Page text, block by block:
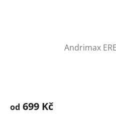
Andrimax
od 699 Kč